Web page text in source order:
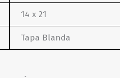
14 x 21
Tapa Blanda